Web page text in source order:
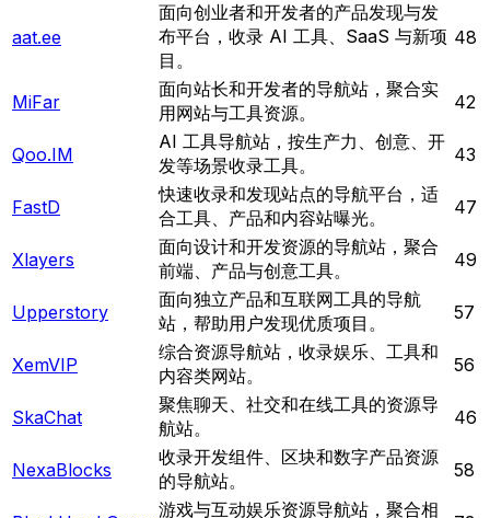
aat.ee
面向创业者和开发者的产品发现与发
布平台，收录 AI 工具、SaaS 与新项
目。
48
MiFar
面向站长和开发者的导航站，聚合实
用网站与工具资源。
42
Qoo.IM
AI 工具导航站，按生产力、创意、开
发等场景收录工具。
43
FastD
快速收录和发现站点的导航平台，适
合工具、产品和内容站曝光。
47
Xlayers
面向设计和开发资源的导航站，聚合
前端、产品与创意工具。
49
Upperstory
面向独立产品和互联网工具的导航
站，帮助用户发现优质项目。
57
XemVIP
综合资源导航站，收录娱乐、工具和
内容类网站。
56
SkaChat
聚焦聊天、社交和在线工具的资源导
航站。
46
NexaBlocks
收录开发组件、区块和数字产品资源
的导航站。
58
游戏与互动娱乐资源导航站，聚合相